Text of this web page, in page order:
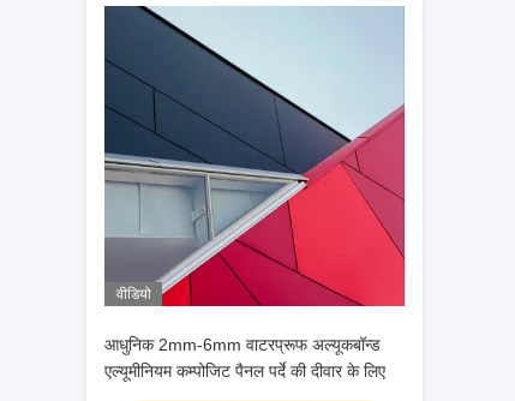
वीडियो
आधुनिक 2mm-6mm वाटरप्रूफ अल्यूकबॉन्ड
एल्यूमीनियम कम्पोजिट पैनल पर्दे की दीवार के लिए